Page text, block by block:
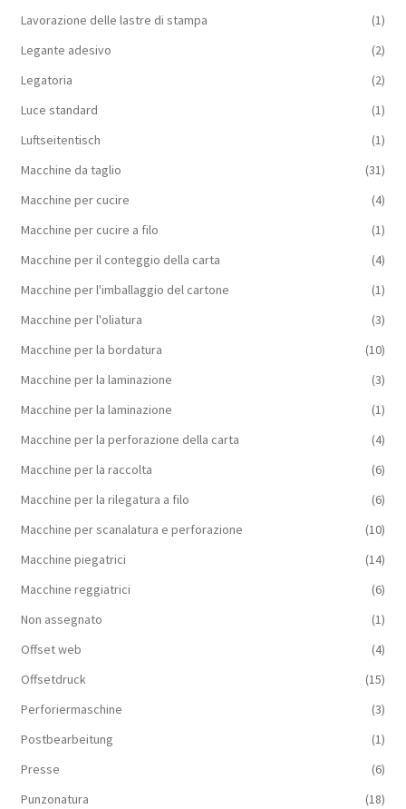
Lavorazione delle lastre di stampa
(1)
Legante adesivo
(2)
Legatoria
(2)
Luce standard
(1)
Luftseitentisch
(1)
Macchine da taglio
(31)
Macchine per cucire
(4)
Macchine per cucire a filo
(1)
Macchine per il conteggio della carta
(4)
Macchine per l'imballaggio del cartone
(1)
Macchine per l'oliatura
(3)
Macchine per la bordatura
(10)
Macchine per la laminazione
(3)
Macchine per la laminazione
(1)
Macchine per la perforazione della carta
(4)
Macchine per la raccolta
(6)
Macchine per la rilegatura a filo
(6)
Macchine per scanalatura e perforazione
(10)
Macchine piegatrici
(14)
Macchine reggiatrici
(6)
Non assegnato
(1)
Offset web
(4)
Offsetdruck
(15)
Perforiermaschine
(3)
Postbearbeitung
(1)
Presse
(6)
Punzonatura
(18)